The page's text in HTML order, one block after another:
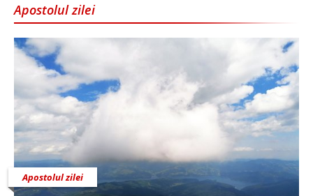
Apostolul zilei
Apostolul zilei